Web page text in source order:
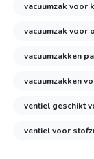
vacuumzak voor
vacuumzak voor
vacuumzakken
vacuumzakken
ventiel geschikt
ventiel voor